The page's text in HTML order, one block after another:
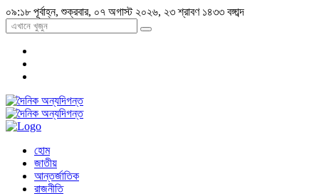
০৯:১৮ পূর্বাহ্ন, শুক্রবার, ০৭ অগাস্ট ২০২৬, ২৩ শ্রাবণ ১৪৩৩ বঙ্গাব্দ
হোম
জাতীয়
আন্তর্জাতিক
রাজনীতি